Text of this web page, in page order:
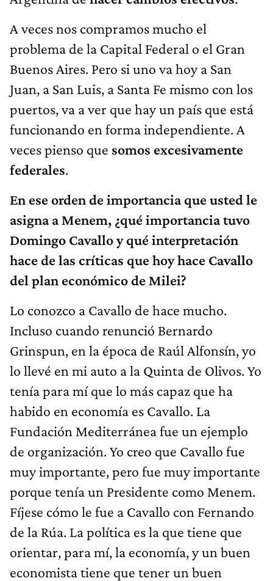
A veces nos compramos mucho el
problema de la Capital Federal o el Gran
Buenos Aires. Pero si uno va hoy a San
Juan, a San Luis, a Santa Fe mismo con los
puertos, va a ver que hay un país que está
funcionando en forma independiente. A
veces pienso que somos excesivamente
federales.
En ese orden de importancia que usted le
asigna a Menem, ¿qué importancia tuvo
Domingo Cavallo y qué interpretación
hace de las críticas que hoy hace Cavallo
del plan económico de Milei?
Lo conozco a Cavallo de hace mucho.
Incluso cuando renunció Bernardo
Grinspun, en la época de Raúl Alfonsín, yo
lo llevé en mi auto a la Quinta de Olivos. Yo
tenía para mí que lo más capaz que ha
habido en economía es Cavallo. La
Fundación Mediterránea fue un ejemplo
de organización. Yo creo que Cavallo fue
muy importante, pero fue muy importante
porque tenía un Presidente como Menem.
Fíjese cómo le fue a Cavallo con Fernando
de la Rúa. La política es la que tiene que
orientar, para mí, la economía, y un buen
economista tiene que tener un buen